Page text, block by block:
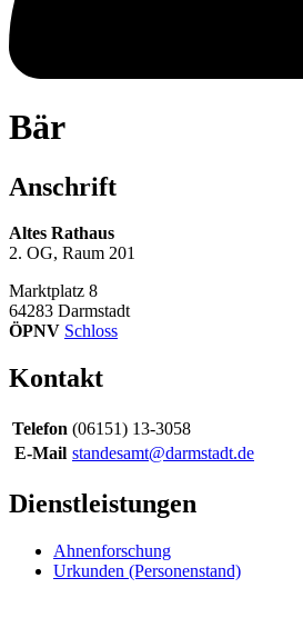
Bär
Anschrift
Altes Rathaus
2. OG, Raum 201
Marktplatz 8
64283 Darmstadt
ÖPNV Schloss
Kontakt
Telefon (06151) 13-3058
E-Mail standesamt@darmstadt.de
Dienstleistungen
Ahnenforschung
Urkunden (Personenstand)